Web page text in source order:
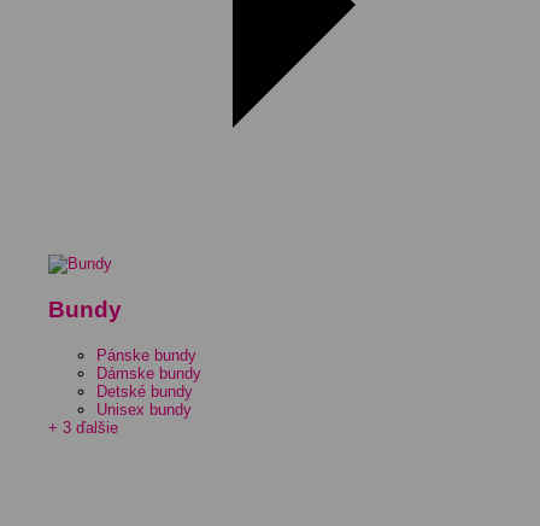
Bundy
Pánske bundy
Dámske bundy
Detské bundy
Unisex bundy
+ 3 ďalšie